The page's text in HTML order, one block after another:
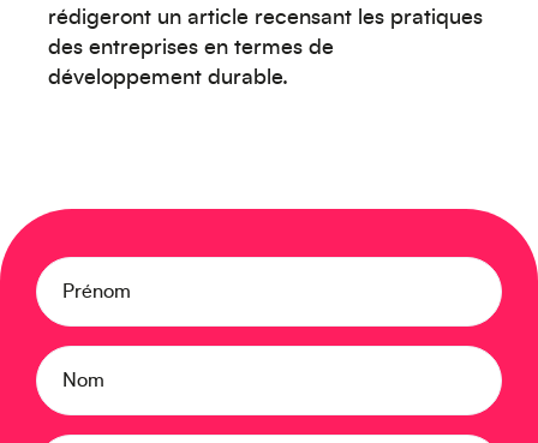
rédigeront un article recensant les pratiques
des entreprises en termes de
développement durable.
Prénom
Nom
Europe
Moyen-Orient